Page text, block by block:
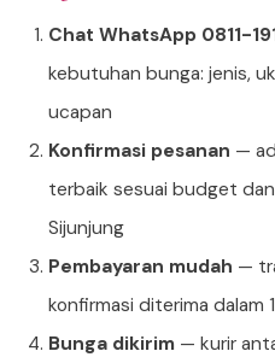
Chat WhatsApp 0811-
kebutuhan bunga: jenis,
ucapan
Konfirmasi pesanan —
terbaik sesuai budget
Sijunjung
Pembayaran mudah —
konfirmasi diterima dalam
Bunga dikirim — kurir